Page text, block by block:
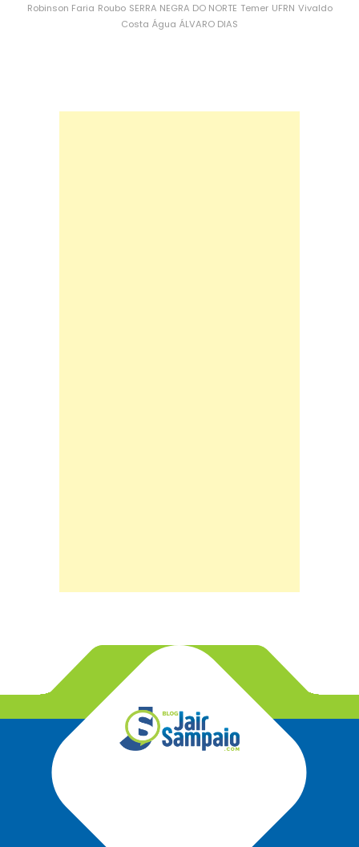
Robinson Faria Roubo SERRA NEGRA DO NORTE Temer UFRN Vivaldo
Costa Água ÁLVARO DIAS